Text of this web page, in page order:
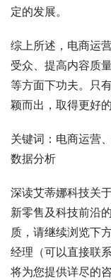
定的发展。
综上所述，电商运
受众、提高内容质
等方面下功夫。只
颖而出，取得更好的
关键词：电商运营
数据分析
深读艾蒂娜科技关
新零售及科技前沿
质，请继续浏览下
经理（可以直接联
将为您提供详尽的